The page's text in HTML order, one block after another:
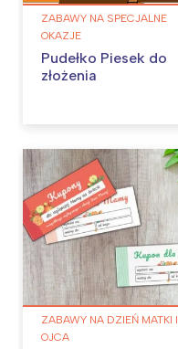
ZABAWY NA SPECJALNE
OKAZJE
Pudełko Piesek do
złożenia
ZABAWY NA DZIEŃ MATKI I
OJCA